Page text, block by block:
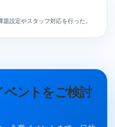
設定やスタッフ対応を行った。
ントをご検討